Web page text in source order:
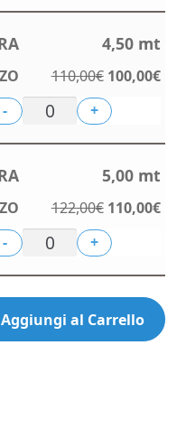
era:
96,00€.
è:
4,50 mt
110,00€ Il
prezzo
originale
era:
110,00€.
100,00€Il
è:
- +
5,00 mt
122,00€ Il
prezzo
originale
era:
122,00€.
110,00€Il
è:
- +
Aggiungi al Carrello